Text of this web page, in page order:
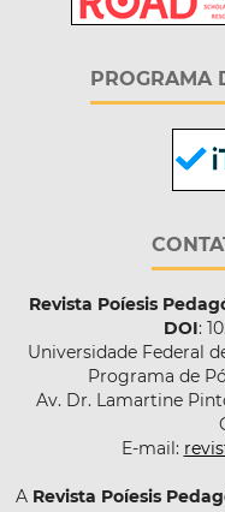
PROGRAMA
Revista Poíesis
DOI:
Universidade Federal
Programa de
Av. Dr. Lamartine
E-mail:
A Revista Poíesis